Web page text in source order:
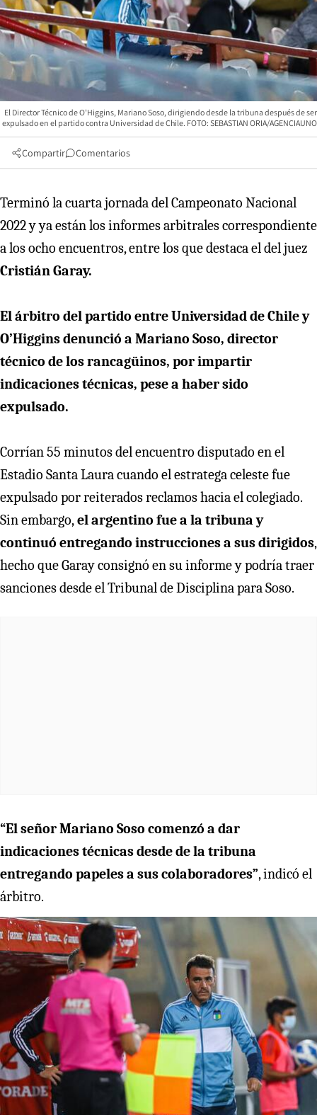
El Director Técnico de O'Higgins, Mariano Soso, dirigiendo desde la tribuna después de ser
expulsado en el partido contra Universidad de Chile. FOTO: SEBASTIAN ORIA/AGENCIAUNO
Compartir Comentarios
Terminó la cuarta jornada del Campeonato Nacional
2022 y ya están los informes arbitrales correspondiente
a los ocho encuentros, entre los que destaca el del juez
Cristián Garay.
El árbitro del partido entre Universidad de Chile y
O’Higgins denunció a Mariano Soso, director
técnico de los rancagüinos, por impartir
indicaciones técnicas, pese a haber sido
expulsado.
Corrían 55 minutos del encuentro disputado en el
Estadio Santa Laura cuando el estratega celeste fue
expulsado por reiterados reclamos hacia el colegiado.
Sin embargo,el argentino fue a la tribuna y
continuó entregando instrucciones a sus dirigidos,
hecho que Garay consignó en su informe y podría traer
sanciones desde el Tribunal de Disciplina para Soso.
“El señor Mariano Soso comenzó a dar
indicaciones técnicas desde de la tribuna
entregando papeles a sus colaboradores”, indicó el
árbitro.